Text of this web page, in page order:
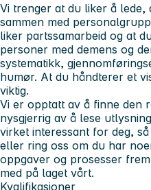
Vi trenger at du liker å
sammen med
liker partssamarbeid og at
personer med demens og
systematikk,
humør. At du håndterer et
viktig.
Vi er opptatt av å finne den
nysgjerrig av å lese
virket interessant for deg,
eller ring oss om du har
oppgaver og prosesser
med på laget vårt.
Kvalifikasjoner